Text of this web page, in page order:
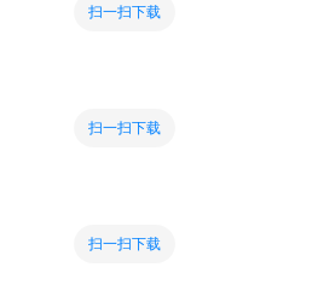
扫一扫下载
扫一扫下载
扫一扫下载